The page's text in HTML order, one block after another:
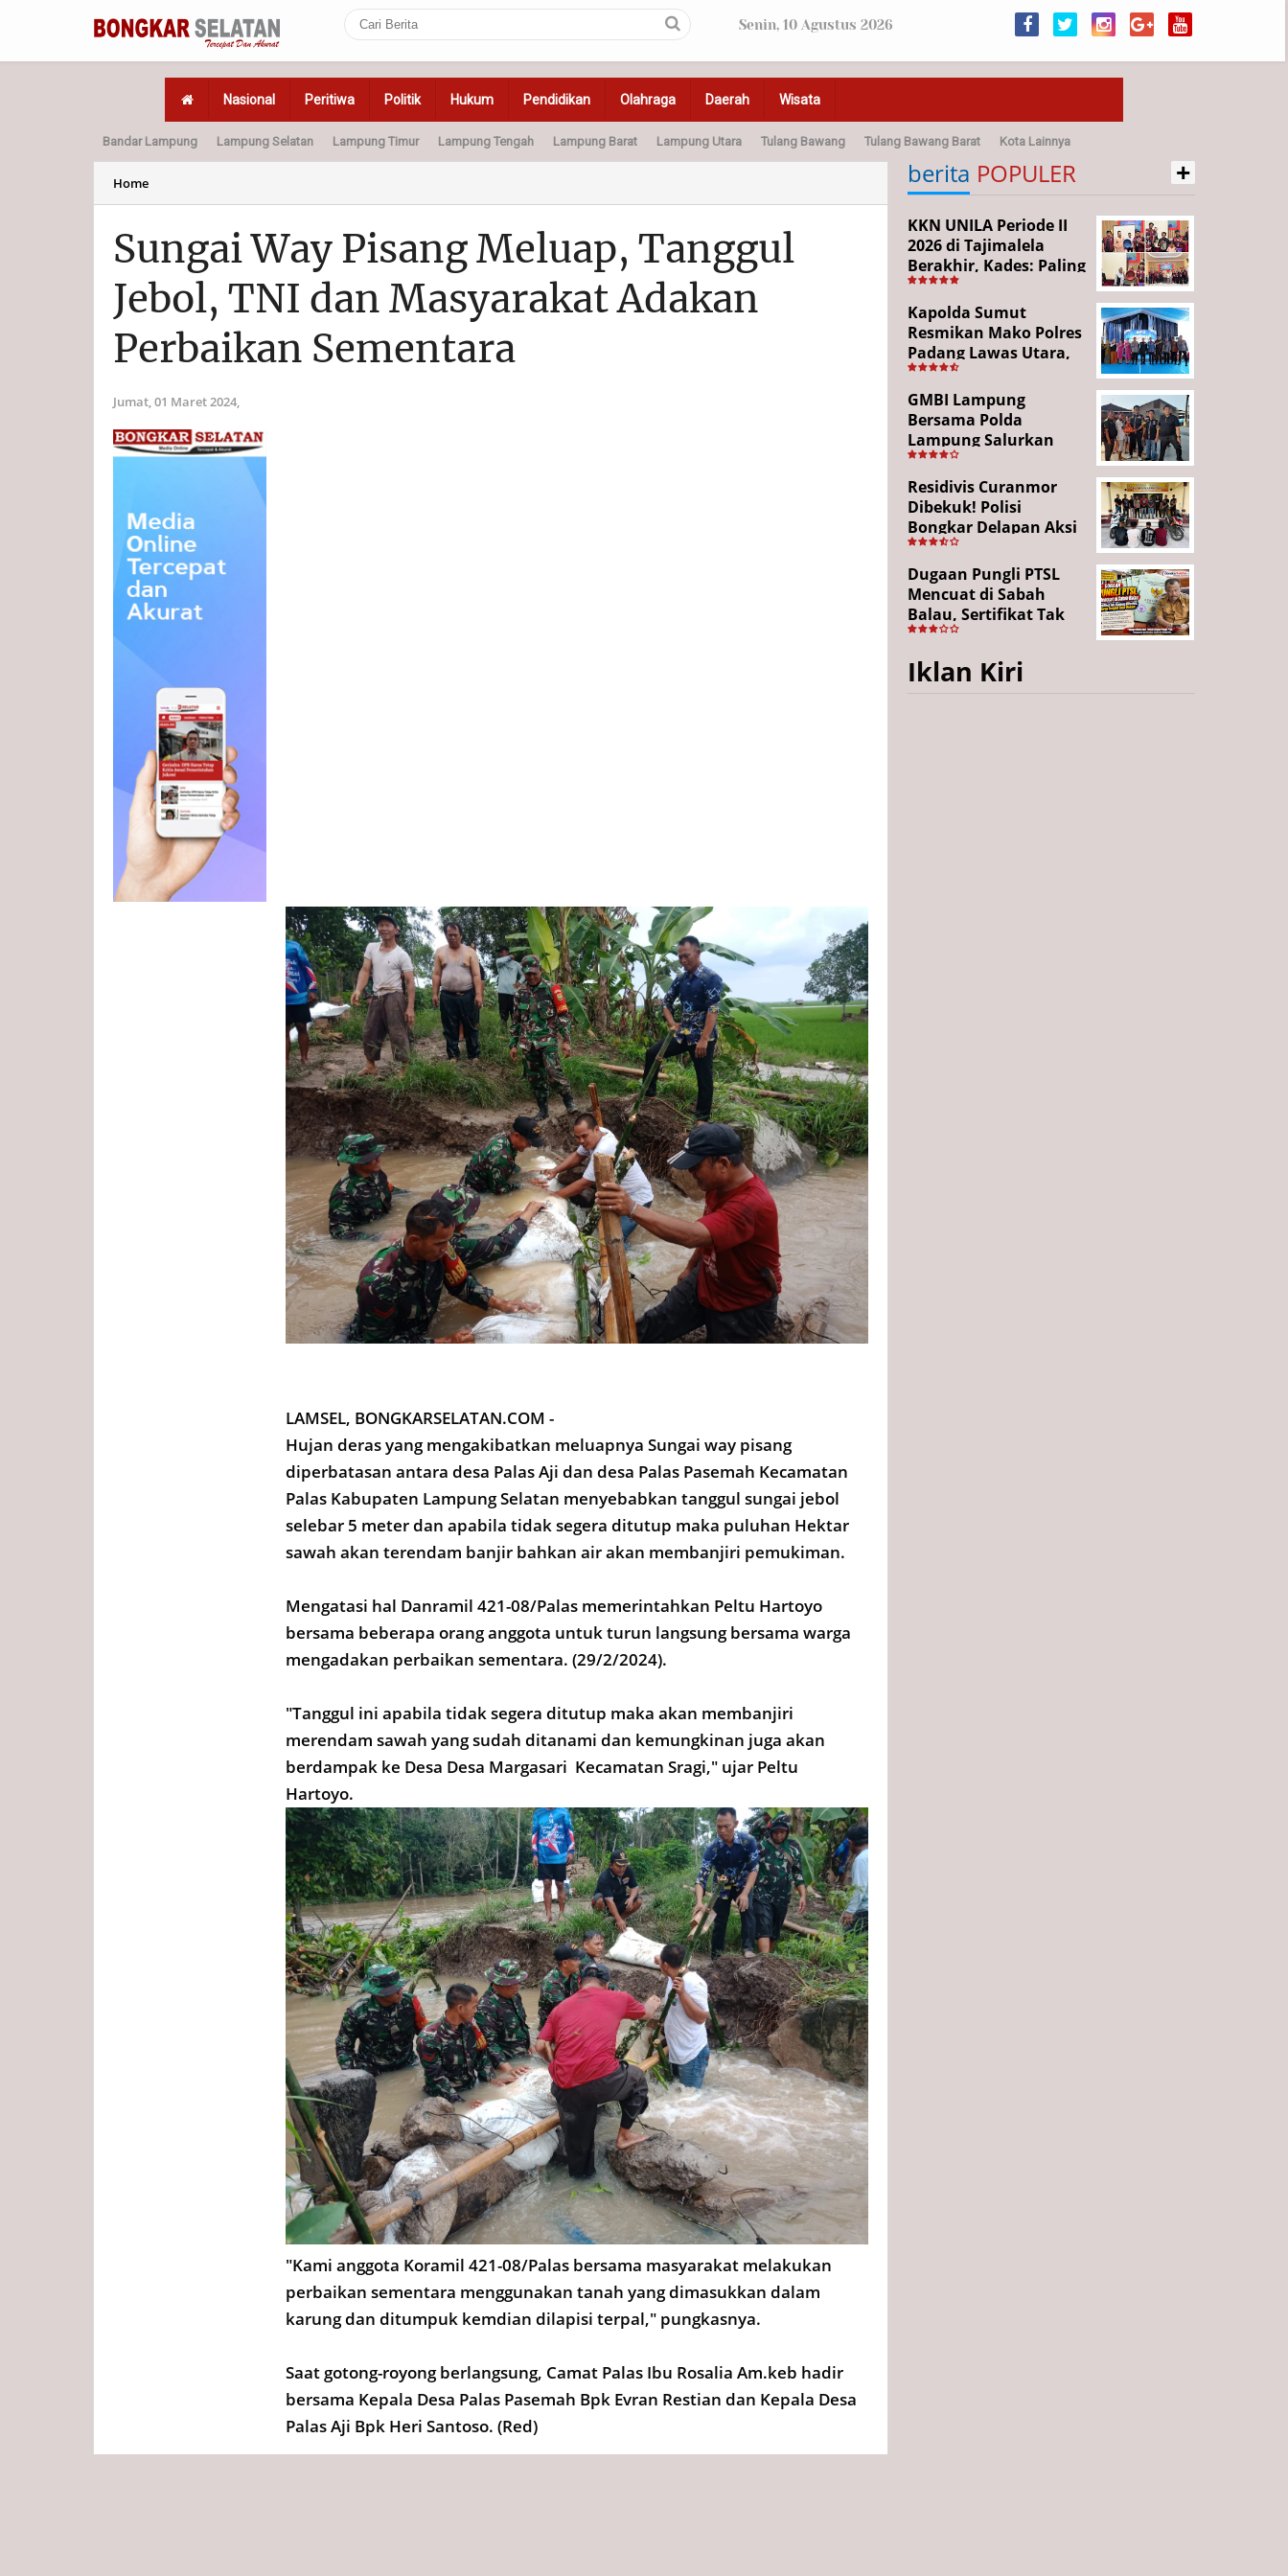
Senin, 10 Agustus 2026
Nasional Peritiwa Politik Hukum Pendidikan Olahraga Daerah Wisata
Home Politik Hukum Peristiwa Olahraga Pendidikan Otomotif Kesehatan
Bandar Lampung Lampung Selatan Lampung Timur Lampung Tengah Lampung Barat Lampung Utara Tulang Bawang Tulang Bawang Barat Kota Lainnya
Home
Sungai Way Pisang Meluap, Tanggul
Jebol, TNI dan Masyarakat Adakan
Perbaikan Sementara
Jumat, 01 Maret 2024,
LAMSEL, BONGKARSELATAN.COM -
Hujan deras yang mengakibatkan meluapnya Sungai way pisang
diperbatasan antara desa Palas Aji dan desa Palas Pasemah Kecamatan
Palas Kabupaten Lampung Selatan menyebabkan tanggul sungai jebol
selebar 5 meter dan apabila tidak segera ditutup maka puluhan Hektar
sawah akan terendam banjir bahkan air akan membanjiri pemukiman.
Mengatasi hal Danramil 421-08/Palas memerintahkan Peltu Hartoyo
bersama beberapa orang anggota untuk turun langsung bersama warga
mengadakan perbaikan sementara. (29/2/2024).
"Tanggul ini apabila tidak segera ditutup maka akan membanjiri
merendam sawah yang sudah ditanami dan kemungkinan juga akan
berdampak ke Desa Desa Margasari Kecamatan Sragi," ujar Peltu
Hartoyo.
"Kami anggota Koramil 421-08/Palas bersama masyarakat melakukan
perbaikan sementara menggunakan tanah yang dimasukkan dalam
karung dan ditumpuk kemdian dilapisi terpal," pungkasnya.
Saat gotong-royong berlangsung, Camat Palas Ibu Rosalia Am.keb hadir
bersama Kepala Desa Palas Pasemah Bpk Evran Restian dan Kepala Desa
Palas Aji Bpk Heri Santoso. (Red)
berita POPULER +
KKN UNILA Periode II
2026 di Tajimalela
Berakhir, Kades: Paling
Aktif dan Kreatif,
Warga Dapat Doorprize
Kapolda Sumut
Resmikan Mako Polres
Padang Lawas Utara,
Tandai Babak Baru
Pelayanan Kepolisian
GMBI Lampung
Bersama Polda
Lampung Salurkan
Puluhan Paket
Sembako di
Bakauheni, Wujud
Kepedulian Sambut
HUT RI ke-81
Residivis Curanmor
Dibekuk! Polisi
Bongkar Delapan Aksi
Pencurian di
Candipuro, Empat
Pelaku Ditangkap
Dugaan Pungli PTSL
Mencuat di Sabah
Balau, Sertifikat Tak
Kunjung Diterima,
Hukum
Iklan Kiri